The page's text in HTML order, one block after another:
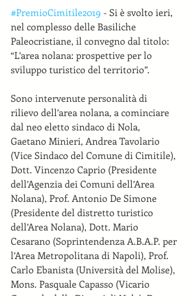
#PremioCimitile2019 - Si è svolto ieri,
nel complesso delle Basiliche
Paleocristiane, il convegno dal titolo:
“L’area nolana: prospettive per lo
sviluppo turistico del territorio”.
Sono intervenute personalità di
rilievo dell’area nolana, a cominciare
dal neo eletto sindaco di Nola,
Gaetano Minieri, Andrea Tavolario
(Vice Sindaco del Comune di Cimitile),
Dott. Vincenzo Caprio (Presidente
dell’Agenzia dei Comuni dell’Area
Nolana), Prof. Antonio De Simone
(Presidente del distretto turistico
dell’Area Nolana), Dott. Mario
Cesarano (Soprintendenza A.B.A.P. per
l’Area Metropolitana di Napoli), Prof.
Carlo Ebanista (Università del Molise),
Mons. Pasquale Capasso (Vicario